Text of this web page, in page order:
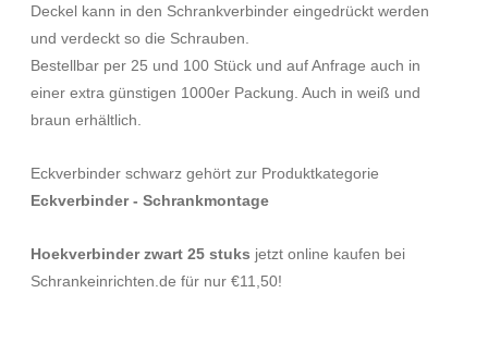
Deckel kann in den Schrankverbinder eingedrückt werden
und verdeckt so die Schrauben.
Bestellbar per 25 und 100 Stück und auf Anfrage auch in
einer extra günstigen 1000er Packung. Auch in weiß und
braun erhältlich.
Eckverbinder schwarz gehört zur Produktkategorie
Eckverbinder - Schrankmontage
Hoekverbinder zwart 25 stuks jetzt online kaufen bei
Schrankeinrichten.de für nur €11,50!